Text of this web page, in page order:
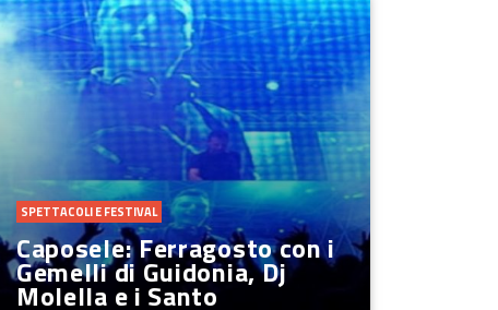
SPETTACOLI E FESTIVAL
Caposele: Ferragosto con i
Gemelli di Guidonia, Dj
Molella e i Santo